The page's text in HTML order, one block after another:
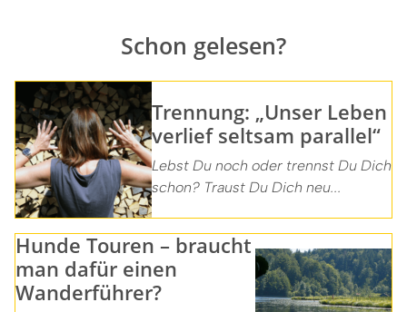
Schon gelesen?
Trennung: „Unser Leben
verlief seltsam parallel“
Lebst Du noch oder trennst Du Dich
schon? Traust Du Dich neu...
Hunde Touren – braucht
man dafür einen
Wanderführer?